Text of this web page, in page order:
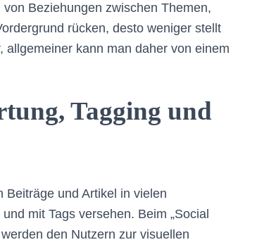
Beziehungen zwischen Themen,
rücken, desto weniger stellt
allgemeiner kann man daher von einem
Tagging und
Beiträge und Artikel in vielen
mit Tags versehen. Beim „Social
den Nutzern zur visuellen